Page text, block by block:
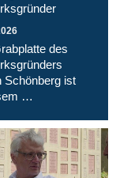
des
Schönberg ist
…